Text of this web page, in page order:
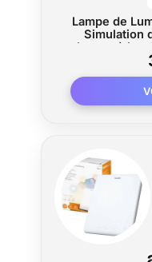
Lampe de
Simulation
Lampe à
avec 3
Niveaux de